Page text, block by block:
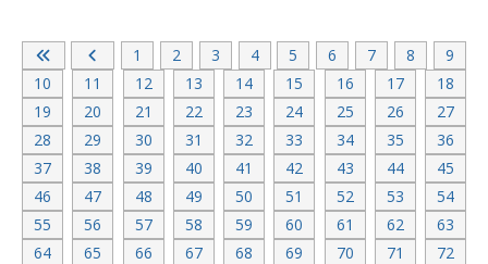
1 2 3 4 5 6 7 8
9
10
11 12 13 14 15 16 17
18
19
20 21 22 23 24 25 26
27
28
29 30 31 32 33 34 35
36
37
38 39 40 41 42 43 44
45
46
47 48 49 50 51 52 53
54
55
56 57 58 59 60 61 62
63
64
65 66 67 68 69 70 71
72